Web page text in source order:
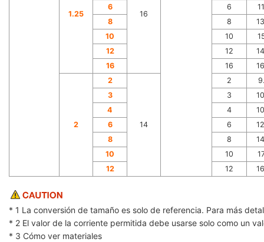
1.25 16
6
6
8
8
10
10
12
12
16
16
2
2
14
2
3
3
4
4
6
6
8
8
10
10
12
12
* 1 La conversión de tamaño es solo de referencia. Para más
* 2 El valor de la corriente permitida debe usarse solo como un
* 3 Cómo ver materiales